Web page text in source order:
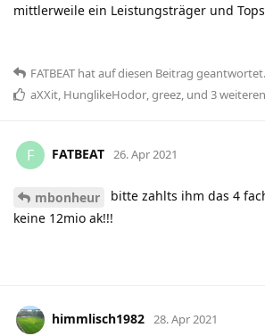
mittlerweile ein Leistungsträger und
FATBEAT hatauf diesen Beitrag geantwortet.
aXXit, HunglikeHodor,greez, und 3weiteren
F FATBEAT 26. Apr 2021
mbonheur
bitte zahlts ihm das 4
keine 12mio ak!!!
himmlisch1982 28. Apr 2021